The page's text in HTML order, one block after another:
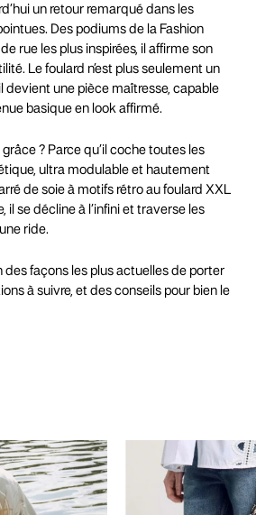
un retour remarqué dans les
Des podiums de la Fashion
rue les plus inspirées, il affirme son
Le foulard n’est plus seulement un
devient une pièce maîtresse, capable
basique en look affirmé.
? Parce qu’il coche toutes les
ultra modulable et hautement
de soie à motifs rétro au foulard XXL
il se décline à l’infini et traverse les
ride.
des façons les plus actuelles de porter
à suivre, et des conseils pour bien le